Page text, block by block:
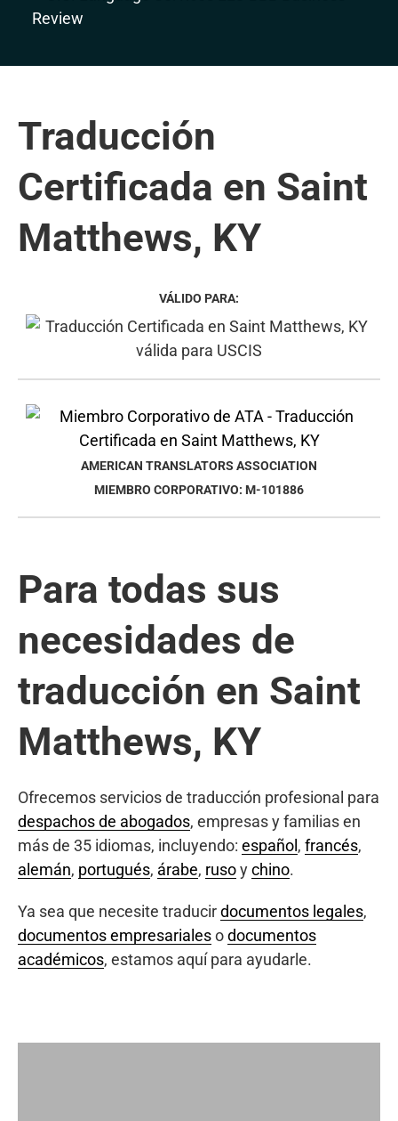
Traducción
Certificada en Saint
Matthews, KY
VÁLIDO PARA:
AMERICAN TRANSLATORS ASSOCIATION
MIEMBRO CORPORATIVO: M-101886
Para todas sus
necesidades de
traducción en Saint
Matthews, KY
Ofrecemos servicios de traducción profesional para
despachos de abogados, empresas y familias en
más de 35 idiomas, incluyendo: español , francés,
alemán, portugués, árabe, rusoychino.
Ya sea que necesite traducirdocumentos legales,
documentos empresarialesodocumentos
académicos, estamos aquí para ayudarle.